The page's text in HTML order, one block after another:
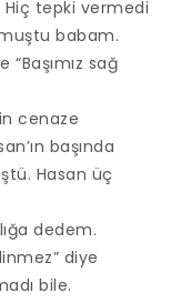
Hiç tepki vermedi
babam.
sağ
cenaze
başında
Hasan üç
dedem.
diye
bile.